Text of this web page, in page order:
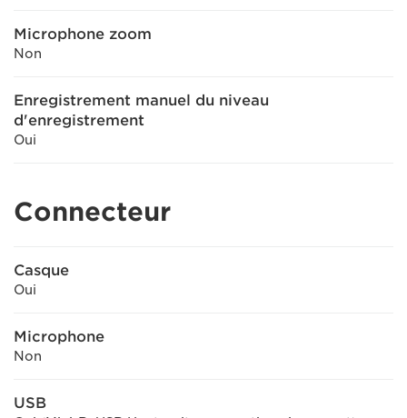
Microphone zoom
Non
Enregistrement manuel du niveau
d'enregistrement
Oui
Connecteur
Casque
Oui
Microphone
Non
USB